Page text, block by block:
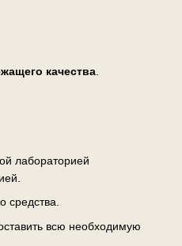
качества.
лабораторией
средства.
всю необходимую